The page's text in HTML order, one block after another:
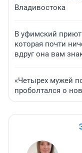
Владивостока
В уфимский
которая почти
вдруг она вам
«Четырех мужей
проболтался о